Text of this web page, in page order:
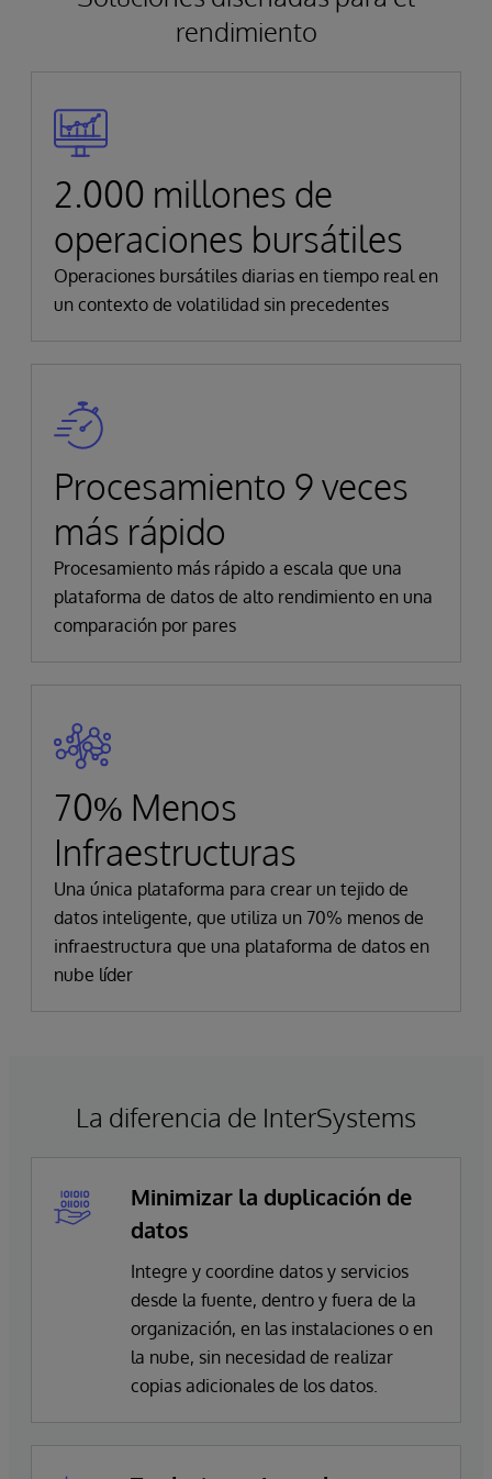
rendimiento
2.000 millones de
operaciones bursátiles
Operaciones bursátiles diarias en tiempo real en
un contexto de volatilidad sin precedentes
Procesamiento 9 veces
más rápido
Procesamiento más rápido a escala que una
plataforma de datos de alto rendimiento en una
comparación por pares
70% Menos
Infraestructuras
Una única plataforma para crear un tejido de
datos inteligente, que utiliza un 70% menos de
infraestructura que una plataforma de datos en
nube líder
La diferencia de InterSystems
Minimizar la duplicación de
datos
Integre y coordine datos y servicios
desde la fuente, dentro y fuera de la
organización, en las instalaciones o en
la nube, sin necesidad de realizar
copias adicionales de los datos.